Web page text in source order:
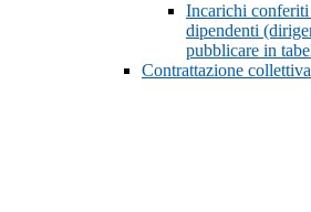
Incarichi conferiti
dipendenti
pubblicare in
Contrattazione collettiva